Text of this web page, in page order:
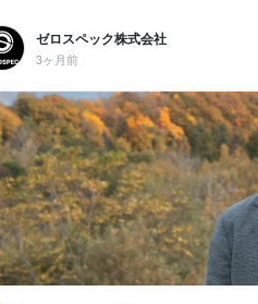
ゼロスペック株式会社
3ヶ月前